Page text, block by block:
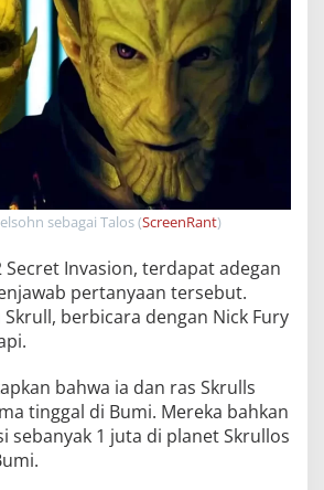
sebagai Talos (ScreenRant)
Secret Invasion, terdapat adegan
pertanyaan tersebut.
berbicara dengan Nick Fury
bahwa ia dan ras Skrulls
tinggal di Bumi. Mereka bahkan
sebanyak 1 juta di planet Skrullos